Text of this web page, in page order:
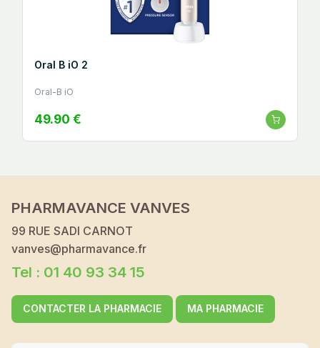
Oral B iO 2
Oral-B iO
49.90 €
PHARMAVANCE VANVES
99 RUE SADI CARNOT
vanves@pharmavance.fr
Tel : 01 40 93 34 15
CONTACTER LA PHARMACIE MA PHARMACIE